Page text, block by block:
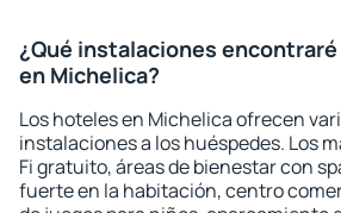
¿Qué instalaciones
en Michelica?
Los hoteles en Michelica ofrecen
instalaciones a los huéspedes. Los
Fi gratuito, áreas de bienestar con
fuerte en la habitación, centro